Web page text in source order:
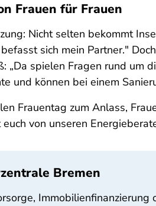
Frauen für Frauen
Nicht selten bekommt
sich mein Partner."
„Da spielen Fragen rund
und können bei einem
Frauentag zum Anlass,
von unseren
Bremen
Immobilienfinanzierung